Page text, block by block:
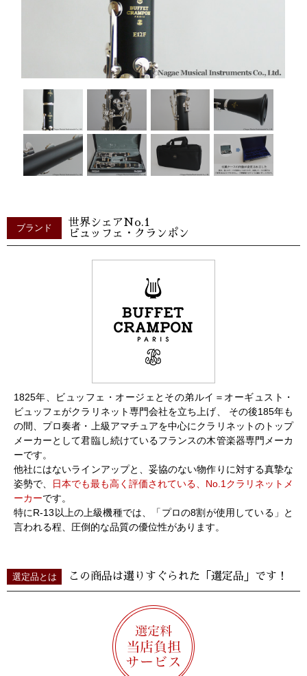
ブランド
世界シェアNo.1
ビュッフェ・クランポン
1825年、ビュッフェ・オージェとその弟ルイ＝オーギュスト・
ビュッフェがクラリネット専門会社を立ち上げ、 その後185年も
の間、プロ奏者・上級アマチュアを中心にクラリネットのトップ
メーカーとして君臨し続けているフランスの木管楽器専門メーカ
ーです。
他社にはないラインアップと、妥協のない物作りに対する真摯な
姿勢で、
日本でも最も高く評価されている、No.1クラリネットメ
ーカーです。
特にR-13以上の上級機種では、「プロの8割が使用している」と
言われる程、圧倒的な品質の優位性があります。
選定品とは この商品は選りすぐられた「選定品」です！